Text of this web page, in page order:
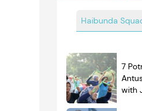
Haibunda
7
with